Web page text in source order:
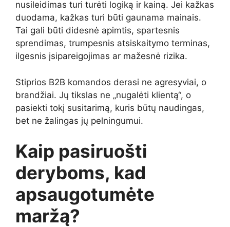
nusileidimas turi turėti logiką ir kainą. Jei kažkas
duodama, kažkas turi būti gaunama mainais.
Tai gali būti didesnė apimtis, spartesnis
sprendimas, trumpesnis atsiskaitymo terminas,
ilgesnis įsipareigojimas ar mažesnė rizika.
Stiprios B2B komandos derasi ne agresyviai, o
brandžiai. Jų tikslas ne „nugalėti klientą“, o
pasiekti tokį susitarimą, kuris būtų naudingas,
bet ne žalingas jų pelningumui.
Kaip pasiruošti
deryboms, kad
apsaugotumėte
maržą?